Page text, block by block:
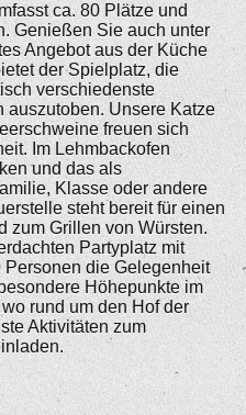
ca. 80 Plätze und
Genießen Sie auch unter
Angebot aus der Küche
der Spielplatz, die
verschiedenste
auszutoben. Unsere Katze
freuen sich
Im Lehmbackofen
und das als
Klasse oder andere
steht bereit für einen
zum Grillen von Würsten.
Partyplatz mit
die Gelegenheit
Höhepunkte im
rund um den Hof der
Aktivitäten zum